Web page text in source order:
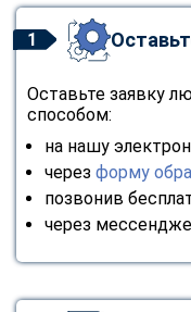
1
Оставьте заявку
способом:
на нашу
через форму
позвонив
через